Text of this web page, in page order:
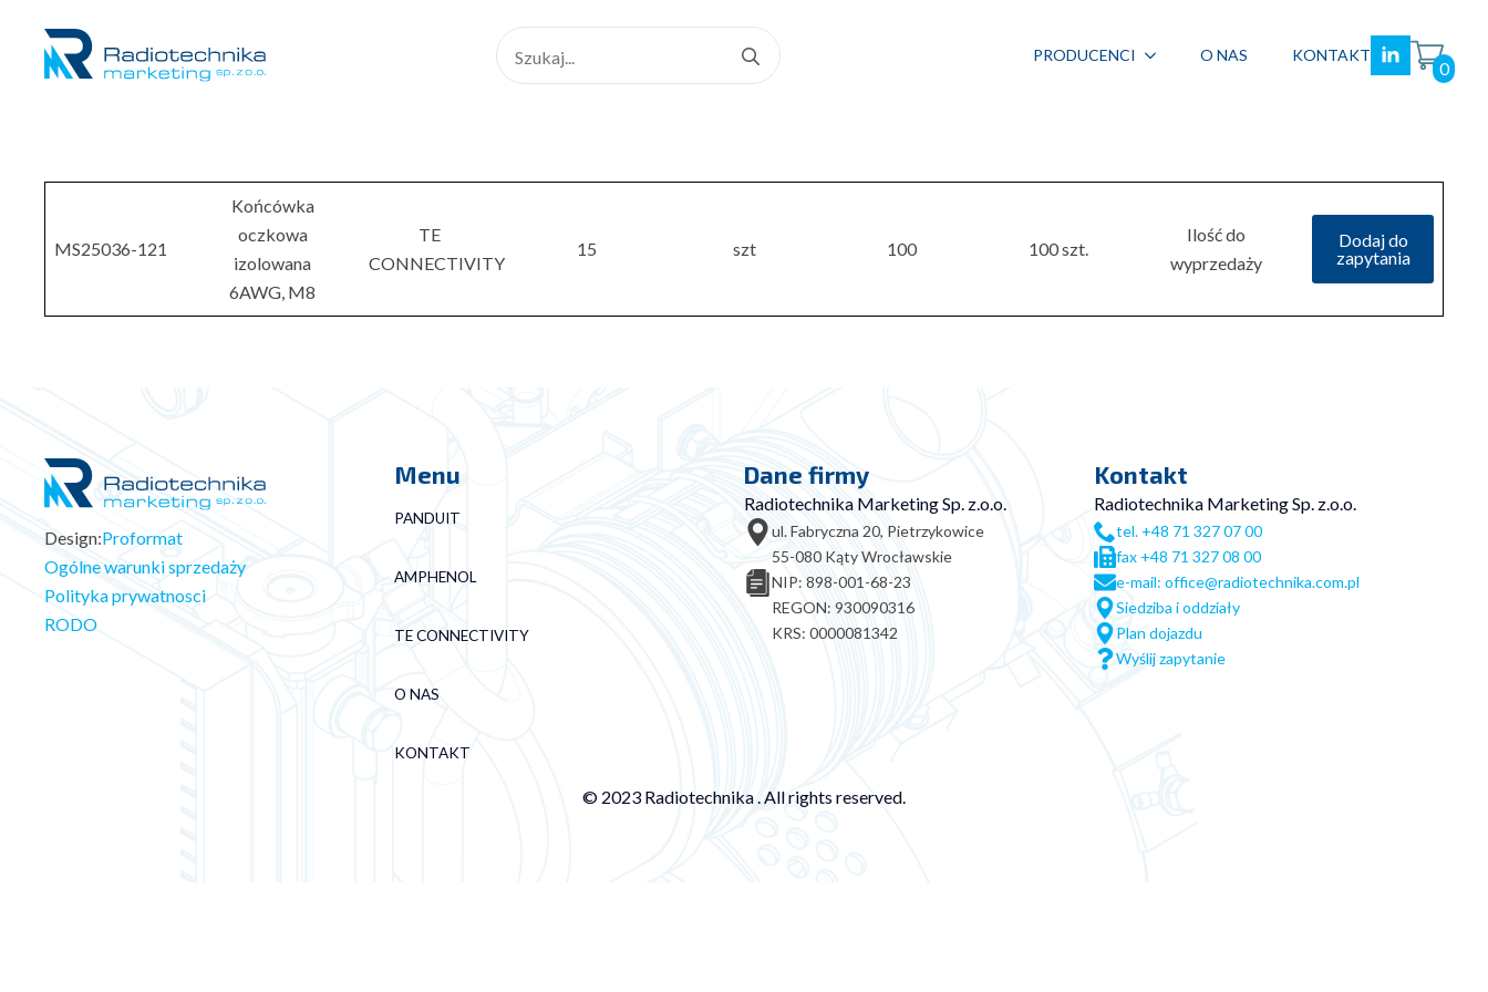
for:
PRODUCENCI O NAS KONTAKT
0
MS25036-121
Końcówka
oczkowa
izolowana
6AWG, M8
TE
CONNECTIVITY
15 szt 100 100 szt.
Ilość do
wyprzedaży
Dodaj do
zapytania
Design:Proformat
Ogólne warunki sprzedaży
Polityka prywatnosci
RODO
Menu
PANDUIT
AMPHENOL
TE CONNECTIVITY
O NAS
KONTAKT
Dane firmy
Radiotechnika Marketing Sp. z.o.o.
ul. Fabryczna 20, Pietrzykowice
55-080 Kąty Wrocławskie
NIP: 898-001-68-23
REGON: 930090316
KRS: 0000081342
Kontakt
Radiotechnika Marketing Sp. z.o.o.
tel. +48 71 327 07 00
fax +48 71 327 08 00
e-mail: office@radiotechnika.com.pl
Siedziba i oddziały
Plan dojazdu
Wyślij zapytanie
© 2023 Radiotechnika . All rights reserved.